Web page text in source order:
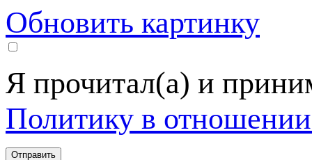
Обновить картинку
Я прочитал(а) и
Политику в